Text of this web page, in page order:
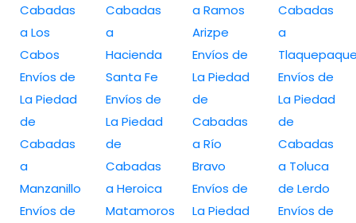
Cabadas
a Los
Cabos
Envíos de
La Piedad
de
Cabadas
a
Manzanillo
Envíos de
Cabadas
a
Hacienda
Santa Fe
Envíos de
La Piedad
de
Cabadas
a Heroica
Matamoros
a Ramos
Arizpe
Envíos de
La Piedad
de
Cabadas
a Río
Bravo
Envíos de
La Piedad
Cabadas
a
Envíos de
La Piedad
de
Cabadas
a Toluca
de Lerdo
Envíos de